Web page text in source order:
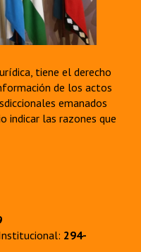
tiene el derecho
de los actos
emanados
indicar las razones que
294-